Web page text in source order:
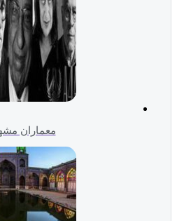
معماران مشهور (110)